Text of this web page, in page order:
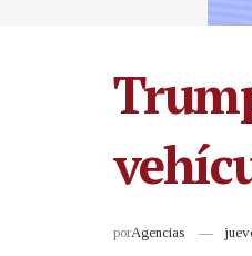
porAgencias